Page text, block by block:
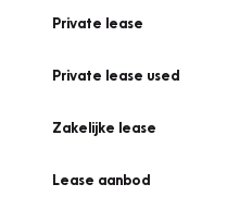
Private lease
Private lease used
Zakelijke lease
Lease aanbod